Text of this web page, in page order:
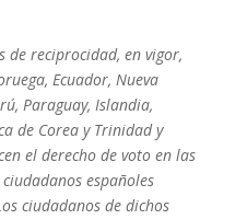
de reciprocidad, en vigor,
Ecuador, Nueva
Paraguay, Islandia,
de Corea y Trinidad y
el derecho de voto en las
españoles
ciudadanos de dichos